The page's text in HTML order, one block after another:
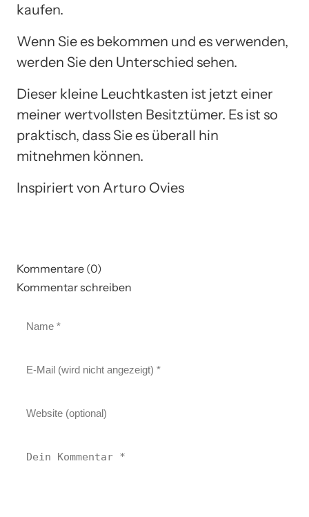
kaufen.
Wenn Sie es bekommen und es verwenden,
werden Sie den Unterschied sehen.
Dieser kleine Leuchtkasten ist jetzt einer
meiner wertvollsten Besitztümer. Es ist so
praktisch, dass Sie es überall hin
mitnehmen können.
Inspiriert von Arturo Ovies
Kommentare (0)
Kommentar schreiben